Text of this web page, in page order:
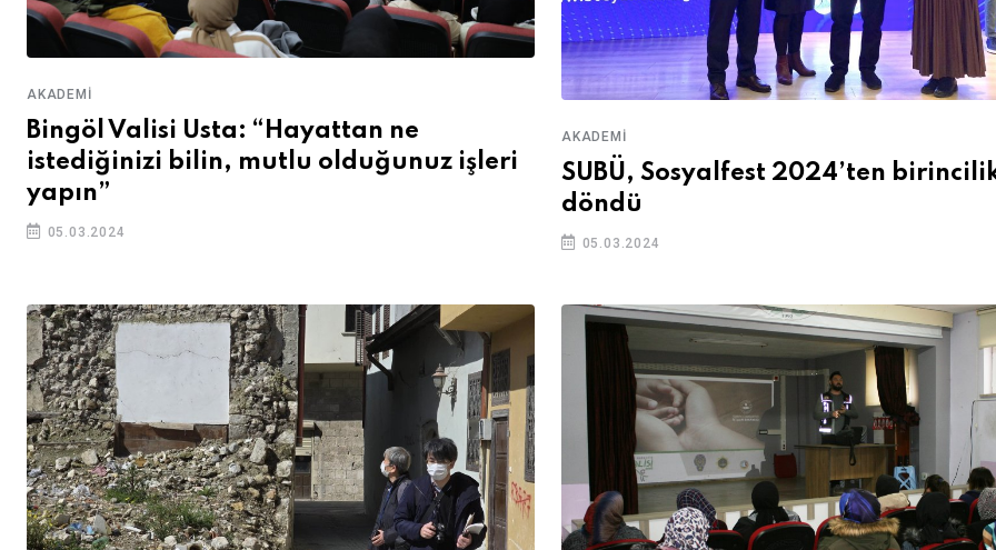
AKADEMI
Bingöl Valisi Usta: “Hayattan ne
istediğinizi bilin, mutlu olduğunuz işleri
yapın”
05.03.2024
AKADEMI
SUBÜ, Sosyalfest 2024’ten
döndü
05.03.2024